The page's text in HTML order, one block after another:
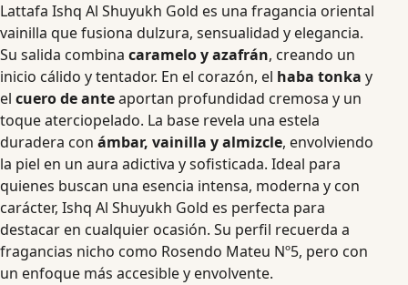
Lattafa Ishq Al Shuyukh Gold es una fragancia oriental
vainilla que fusiona dulzura, sensualidad y elegancia.
Su salida combina caramelo y azafrán, creando un
inicio cálido y tentador. En el corazón, el haba tonka y
el cuero de anteaportan profundidad cremosa y un
toque aterciopelado. La base revela una estela
duradera con ámbar, vainilla y almizcle, envolviendo
la piel en un aura adictiva y sofisticada. Ideal para
quienes buscan una esencia intensa, moderna y con
carácter, Ishq Al Shuyukh Gold es perfecta para
destacar en cualquier ocasión. Su perfil recuerda a
fragancias nicho como Rosendo Mateu Nº5, pero con
un enfoque más accesible y envolvente.